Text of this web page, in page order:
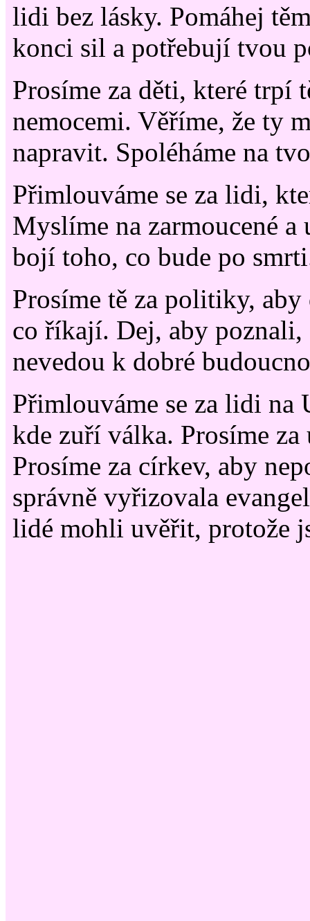
lidi bez lásky. Pomáhej
konci sil a potřebují tvou
Prosíme za děti, které trpí
nemocemi. Věříme, že ty
napravit. Spoléháme na
Přimlouváme se za lidi,
Myslíme na zarmoucené
bojí toho, co bude po
Prosíme tě za politiky,
co říkají. Dej, aby
nevedou k dobré
Přimlouváme se za lidi na
kde zuří válka. Prosíme
Prosíme za církev, aby
správně vyřizovala
lidé mohli uvěřit, protože